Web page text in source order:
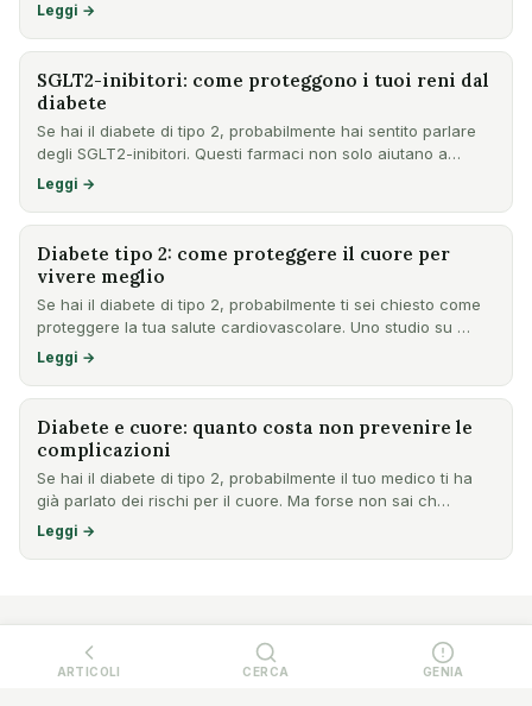
Leggi →
SGLT2-inibitori: come proteggono i tuoi reni dal
diabete
Se hai il diabete di tipo 2, probabilmente hai sentito parlare
degli SGLT2-inibitori. Questi farmaci non solo aiutano a…
Leggi →
Diabete tipo 2: come proteggere il cuore per
vivere meglio
Se hai il diabete di tipo 2, probabilmente ti sei chiesto come
proteggere la tua salute cardiovascolare. Uno studio su …
Leggi →
Diabete e cuore: quanto costa non prevenire le
complicazioni
Se hai il diabete di tipo 2, probabilmente il tuo medico ti ha
già parlato dei rischi per il cuore. Ma forse non sai ch…
Leggi →
ARTICOLI CERCA GENIA